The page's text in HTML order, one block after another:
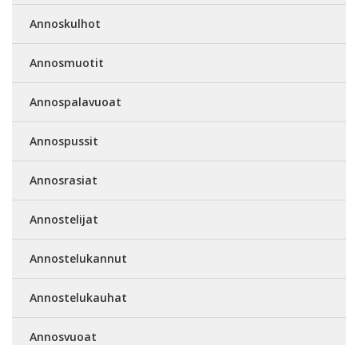
Annoskulhot
Annosmuotit
Annospalavuoat
Annospussit
Annosrasiat
Annostelijat
Annostelukannut
Annostelukauhat
Annosvuoat